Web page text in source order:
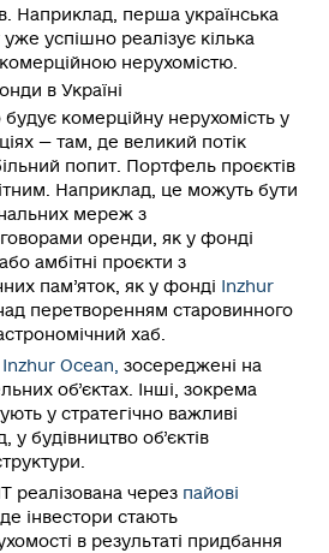
Наприклад, перша українська
успішно реалізує кілька
нерухомістю.
в Україні
комерційну нерухомість у
— там, де великий потік
попит. Портфель проєктів
Наприклад, це можуть бути
мереж з
оренди, як у фонді
амбітні проєкти з
пам’яток, як у фонді Inzhur
перетворенням старовинного
хаб.
Inzhur Ocean, зосереджені на
об’єктах. Інші, зокрема
у стратегічно важливі
будівництво об’єктів
реалізована через пайові
інвестори стають
в результаті придбання